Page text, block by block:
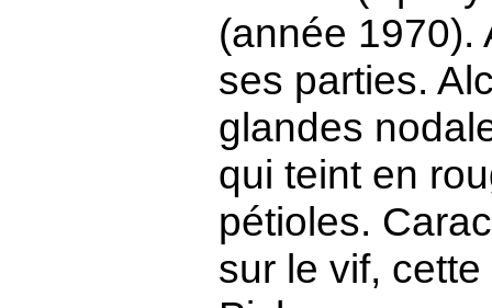
(année 1970).
ses parties.
glandes
qui teint en
pétioles.
sur le vif,